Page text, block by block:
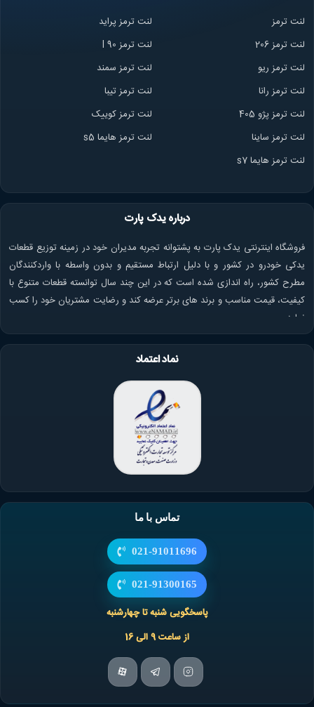
لنت ترمز
لنت ترمز پراید
لنت ترمز 206
لنت ترمز l 90
لنت ترمز ریو
لنت ترمز سمند
لنت ترمز رانا
لنت ترمز تیبا
لنت ترمز پژو 405
لنت ترمز کوییک
لنت ترمز ساینا
لنت ترمز هایما s5
لنت ترمز هایما s7
درباره یدک پارت
فروشگاه اینترنتی یدک پارت به پشتوانه تجربه مدیران خود در زمینه توزیع قطعات
یدکی خودرو در کشور و با دلیل ارتباط مستقیم و بدون واسطه با واردکنندگان
مطرح کشور، راه اندازی شده است که در این چند سال توانسته قطعات متنوع با
کیفیت، قیمت مناسب و برند های برتر عرضه کند و رضایت مشتریان خود را کسب
نماید.
نماد اعتماد
تماس با ما
021-91011696
021-91300165
پاسخگویی شنبه تا چهارشنبه
از ساعت 9 الی 16